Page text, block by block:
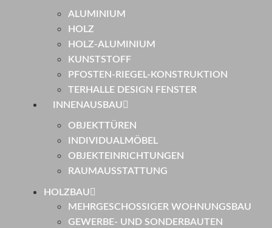
ALUMINIUM
HOLZ
HOLZ-ALUMINIUM
KUNSTSTOFF
PFOSTEN-RIEGEL-KONSTRUKTION
TERHALLE DESIGN FENSTER
INNENAUSBAU
OBJEKTTÜREN
INDIVIDUALMÖBEL
OBJEKTEINRICHTUNGEN
RAUMAUSSTATTUNG
HOLZBAU
MEHRGESCHOSSIGER WOHNUNGSBAU
GEWERBE- UND SONDERBAUTEN